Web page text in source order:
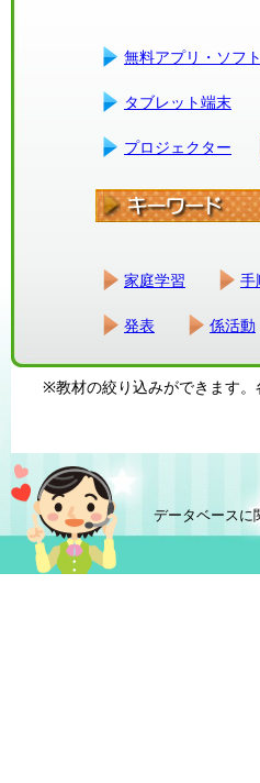
無料アプリ・ソフト
タブレット端末
プロジェクター
家庭学習 手
発表 係活動
※教材の絞り込みができます
データベースに